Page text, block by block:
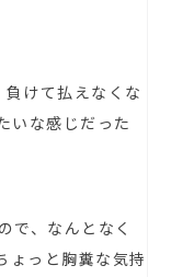
けて払えなくな
いな感じだった
で、なんとなく
ょっと胸糞な気持